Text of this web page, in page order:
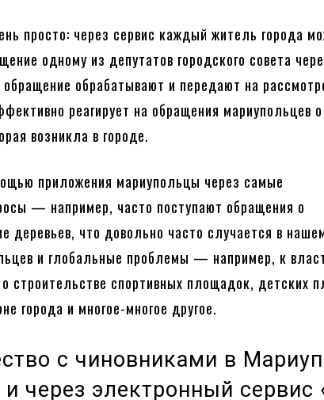
просто: через сервис каждый житель города
одному из депутатов городского совета
обрабатывают и передают на
реагирует на обращения мариупольцев
возникла в городе.
приложения мариупольцы через самые
— например, часто поступают обращения о
деревьев, что довольно часто случается в
и глобальные проблемы — например, к
строительстве спортивных площадок, детских
города и многое-многое другое.
с чиновниками в
и через электронный